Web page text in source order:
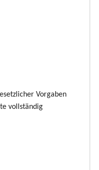
Vorgaben
vollständig